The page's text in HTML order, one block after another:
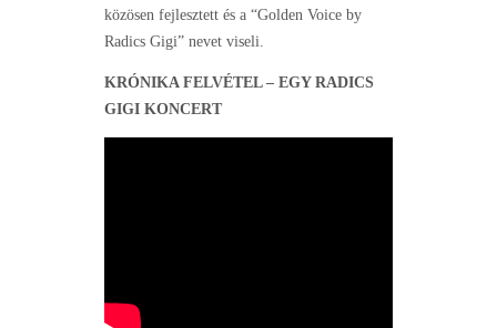
közösen fejlesztett és a “Golden Voice by
Radics Gigi” nevet viseli.
KRÓNIKA FELVÉTEL – EGY RADICS
GIGI KONCERT